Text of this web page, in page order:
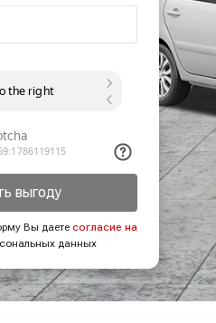
выгоду
Вы даете согласие на
данных